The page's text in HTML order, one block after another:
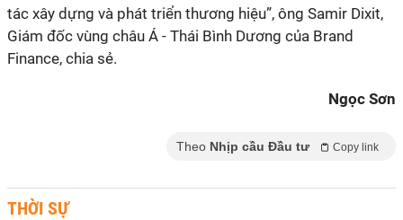
tác xây dựng và phát triển thương hiệu”, ông Samir Dixit,
Giám đốc vùng châu Á - Thái Bình Dương của Brand
Finance, chia sẻ.
Ngọc Sơn
Theo Nhịp cầu Đầu tư Copy link
THỜI SỰ